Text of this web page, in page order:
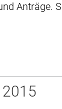
2015